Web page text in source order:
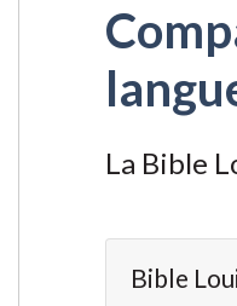
La Bible
Bible